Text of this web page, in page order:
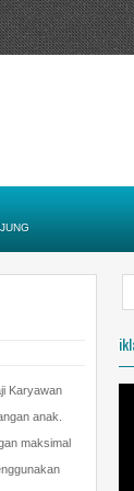
Karyawan
anak.
maksimal